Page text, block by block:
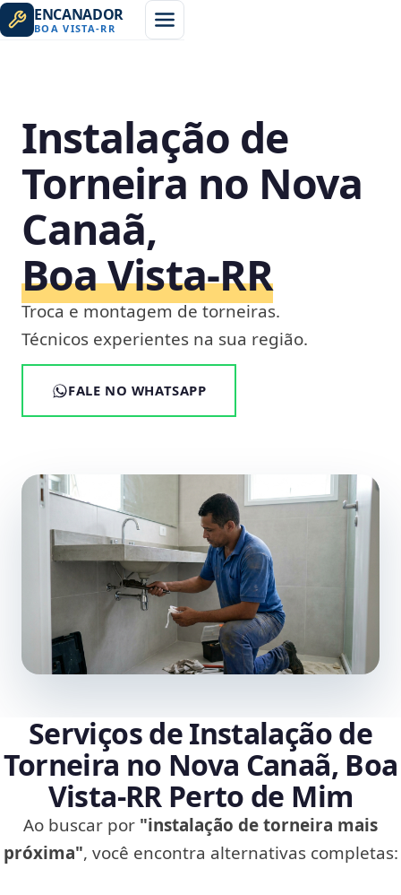
ENCANADOR
BOA VISTA-RR
Instalação de
Torneira no Nova
Canaã,
Boa Vista‑RR
Troca e montagem de torneiras.
Técnicos experientes na sua região.
FALE NO WHATSAPP
Serviços de Instalação de
Torneira no Nova Canaã, Boa
Vista‑RR Perto de Mim
Ao buscar por "instalação de torneira mais
próxima", você encontra alternativas completas: